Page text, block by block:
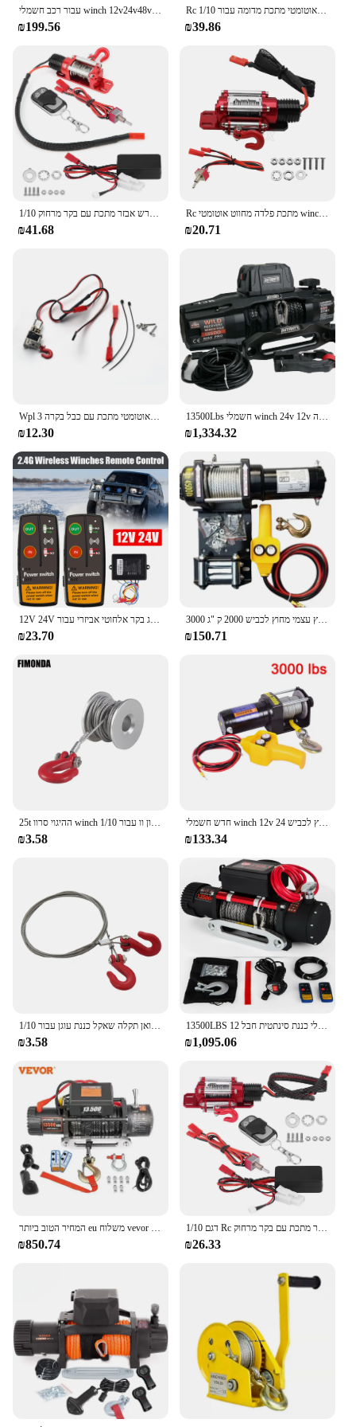
עבור רכב חשמלי winch 12v24v48v60v w48v60v w48v60v
₪199.56
Rc אוטומטי כפול אוטומטי מתכת מדומה עבור 1/10 rc צירית סורק צירית המכונית צירית סורק צירית cx10 trx4 d110 טמיה ccc01 rgt86100v2
₪39.86
1/10 רכב דגם רכב זחלן מכונת קרש אבזר מתכת עם בקר מרחוק rc זחילה winch rc אביזר rc אביזר rc רכב winch
₪41.68
Rc מתכת פלדה מחווט אוטומטי winch עבור 1/10 rc צירית המכונית cx10 ii iii rbx10 d110 d90 trx4 trx6
₪20.71
₪12.30 ₪1,334.32
₪23.70
רכב חילוץ עצמי מחוץ לכביש 2000 ק "ג 3000lbs 12v 24v מחוץ לכביש רכב winch winch winch עבור עגור 2000 ק" ג
₪150.71
₪3.58
חדש חשמלי winch 12v רכב להניף חשמלי מחוץ לכביש 24v עזרה עצמית בית תיל קטן חבל תיל להניף
₪133.34
₪3.58 ₪1,095.06
המחיר הטוב ביותר eu משלוח vevor 13500lbs חשמלי סינטי 12v חבל גרירה 27 מ '/92ft הרמה להרים 4x4 מכונית atv משאית
₪850.74
1/10 דגם Rc מודל רכב זחילה אביזר מתכת עם בקר מרחוק
₪26.33